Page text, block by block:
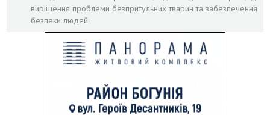
вирішення проблеми безпритульних тварин та забезпечення
безпеки людей